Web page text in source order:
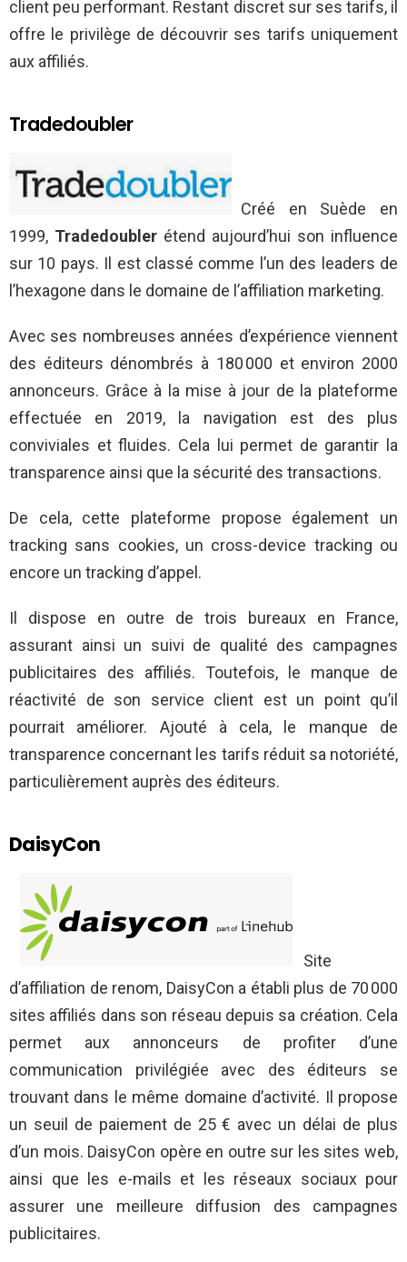
client peu performant. Restant discret sur ses tarifs, il
offre le privilège de découvrir ses tarifs uniquement
aux affiliés.
Tradedoubler
Créé en Suède en
1999, Tradedoubler étend aujourd’hui son influence
sur 10 pays. Il est classé comme l’un des leaders de
l’hexagone dans le domaine de l’affiliation marketing.
Avec ses nombreuses années d’expérience viennent
des éditeurs dénombrés à 180 000 et environ 2000
annonceurs. Grâce à la mise à jour de la plateforme
effectuée en 2019, la navigation est des plus
conviviales et fluides. Cela lui permet de garantir la
transparence ainsi que la sécurité des transactions.
De cela, cette plateforme propose également un
tracking sans cookies, un cross-device tracking ou
encore un tracking d’appel.
Il dispose en outre de trois bureaux en France,
assurant ainsi un suivi de qualité des campagnes
publicitaires des affiliés. Toutefois, le manque de
réactivité de son service client est un point qu’il
pourrait améliorer. Ajouté à cela, le manque de
transparence concernant les tarifs réduit sa notoriété,
particulièrement auprès des éditeurs.
DaisyCon
Site
d’affiliation de renom, DaisyCon a établi plus de 70 000
sites affiliés dans son réseau depuis sa création. Cela
permet aux annonceurs de profiter d’une
communication privilégiée avec des éditeurs se
trouvant dans le même domaine d’activité. Il propose
un seuil de paiement de 25 € avec un délai de plus
d’un mois. DaisyCon opère en outre sur les sites web,
ainsi que les e-mails et les réseaux sociaux pour
assurer une meilleure diffusion des campagnes
publicitaires.